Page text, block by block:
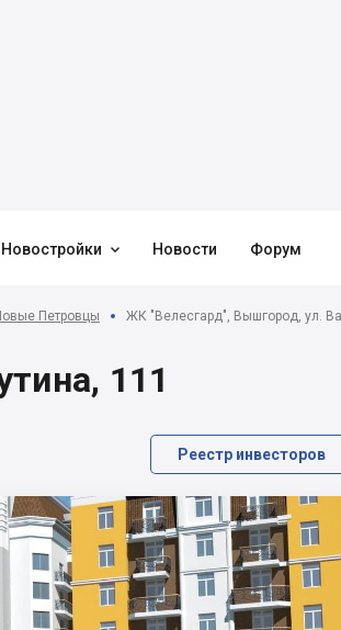
Новостройки  Новости Форум
Петровцы ЖК "Велесгард", Вышгород, ул.
111
Реестр инвесторов